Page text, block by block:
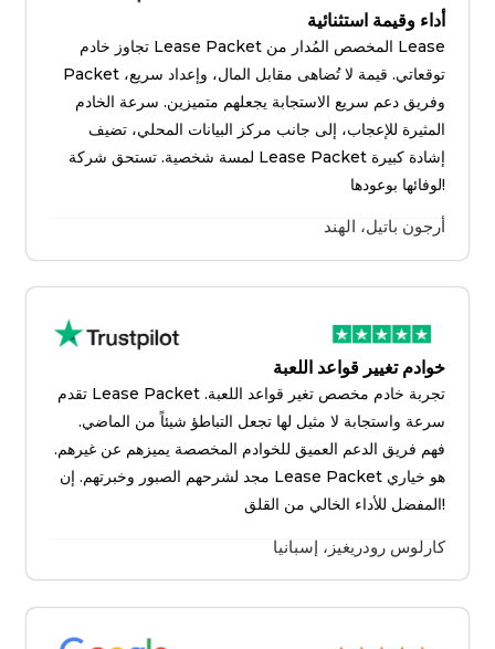
أداء وقيمة استثنائية
تجاوز خادم Lease Packet المخصص المُدار من Lease
Packet توقعاتي. قيمة لا تُضاهى مقابل المال، وإعداد سريع،
وفريق دعم سريع الاستجابة يجعلهم متميزين. سرعة الخادم
المثيرة للإعجاب، إلى جانب مركز البيانات المحلي، تضيف
لمسة شخصية. تستحق شركة Lease Packet إشادة كبيرة
لوفائها بوعودها!
أرجون باتيل، الهند
خوادم تغيير قواعد اللعبة
تقدم Lease Packet تجربة خادم مخصص تغير قواعد اللعبة.
سرعة واستجابة لا مثيل لها تجعل التباطؤ شيئاً من الماضي.
فهم فريق الدعم العميق للخوادم المخصصة يميزهم عن غيرهم.
مجد لشرحهم الصبور وخبرتهم. إن Lease Packet هو خياري
المفضل للأداء الخالي من القلق!
كارلوس رودريغيز، إسبانيا